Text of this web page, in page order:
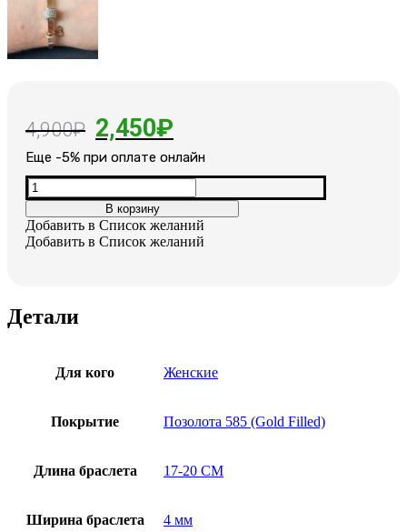
4,900₽ Первоначальная
цена
составляла
4,900₽.
2,450₽
цена:
2,450₽.
Еще -5% при оплате онлайн
Количество
товара
Женский
позолоченный
браслет
В корзину
Добавить в Список желаний
Добавить в Список желаний
Детали
Для кого Женские
Покрытие Позолота 585 (Gold Filled)
Длина браслета 17-20 СМ
Ширина браслета 4 мм